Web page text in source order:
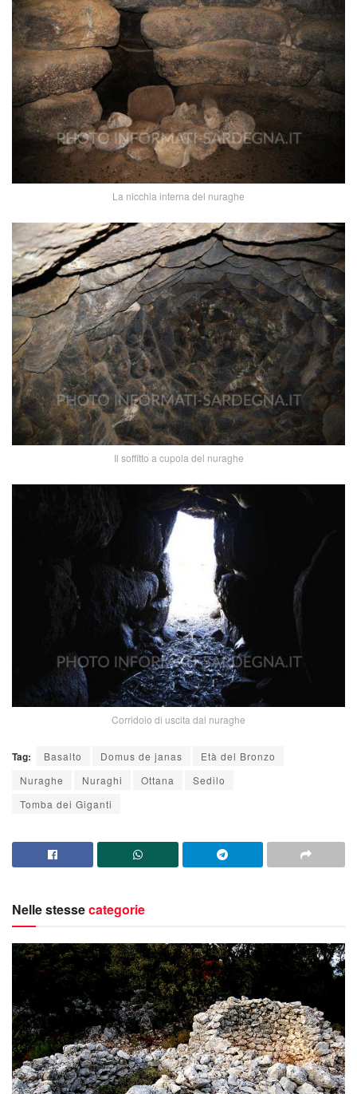
La nicchia interna del nuraghe
Il soffitto a cupola del nuraghe
Corridoio di uscita dal nuraghe
Tag: Basalto Domus de janas
Età del Bronzo
Nuraghe
Nuraghi Ottana
Sedilo
Tomba dei Giganti
Nelle stessecategorie